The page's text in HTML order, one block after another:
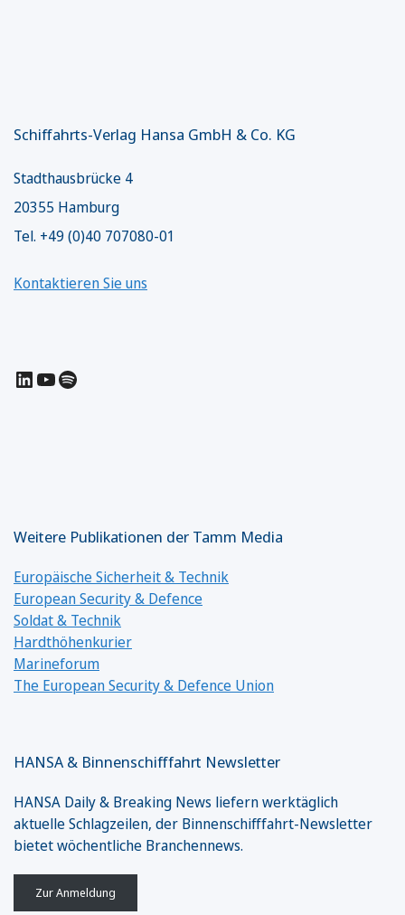
Schiffahrts-Verlag Hansa GmbH & Co. KG
Stadthausbrücke 4
20355 Hamburg
Tel. +49 (0)40 707080-01
Kontaktieren Sie uns
LinkedIn
YouTube
Spotify
Weitere Publikationen der Tamm Media
Europäische Sicherheit & Technik
European Security & Defence
Soldat & Technik
Hardthöhenkurier
Marineforum
The European Security & Defence Union
HANSA & Binnenschifffahrt Newsletter
HANSA Daily & Breaking News liefern werktäglich
aktuelle Schlagzeilen, der Binnenschifffahrt-Newsletter
bietet wöchentliche Branchennews.
Zur Anmeldung